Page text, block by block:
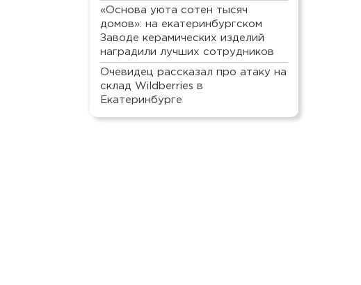
«Основа уюта сотен тысяч
домов»: на екатеринбургском
Заводе керамических изделий
наградили лучших сотрудников
Очевидец рассказал про атаку на
склад Wildberries в
Екатеринбурге